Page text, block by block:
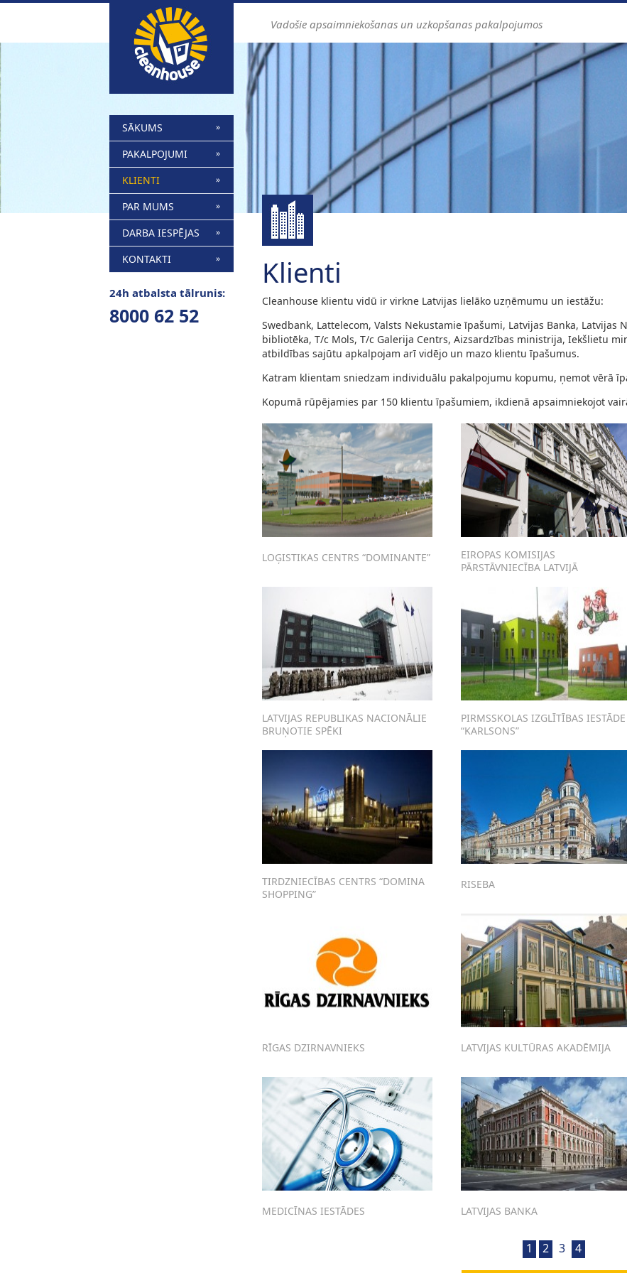
Vadošie apsaimniekošanas un uzkopšanas pakalpojumos
SĀKUMS
PAKALPOJUMI
KLIENTI
PAR MUMS
DARBA IESPĒJAS
KONTAKTI
24h atbalsta tālrunis:
8000 62 52
Klienti
Cleanhouse klientu vidū ir virkne Latvijas lielāko uzņēmumu un iestāžu:
Swedbank, Lattelecom, Valsts Nekustamie īpašumi, Latvijas Banka, Latvijas
bibliotēka, T/c Mols, T/c Galerija Centrs, Aizsardzības ministrija, Iekšlietu
atbildības sajūtu apkalpojam arī vidējo un mazo klientu īpašumus.
Katram klientam sniedzam individuālu pakalpojumu kopumu, ņemot vērā
Kopumā rūpējamies par 150 klientu īpašumiem, ikdienā apsaimniekojot
LOĢISTIKAS CENTRS “DOMINANTE”
EIROPAS KOMISIJAS
PĀRSTĀVNIECĪBA LATVIJĀ
LATVIJAS REPUBLIKAS NACIONĀLIE
BRUŅOTIE SPĒKI
PIRMSSKOLAS IZGLĪTĪBAS IESTĀDE
“KARLSONS”
TIRDZNIECĪBAS CENTRS “DOMINA
SHOPPING”
RISEBA
RĪGAS DZIRNAVNIEKS LATVIJAS KULTŪRAS AKADĒMIJA
MEDICĪNAS IESTĀDES LATVIJAS BANKA
1 2 3 4